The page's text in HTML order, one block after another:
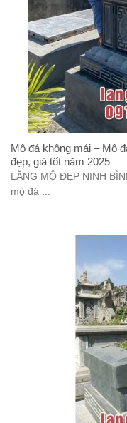
Mộ đá không mái – Mộ
đẹp, giá tốt năm 2025
LĂNG MỘ ĐẸP NINH
mộ đá ...